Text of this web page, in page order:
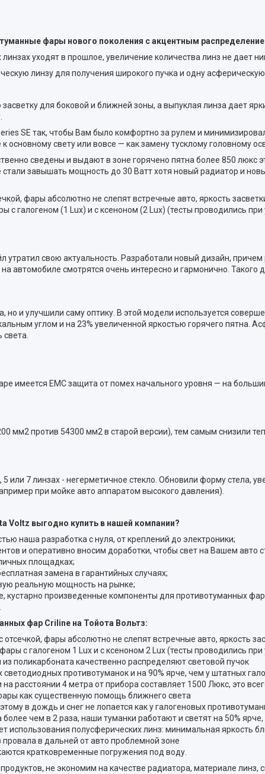
фары нового поколения c акцентным
уходят в прошлое, увеличение количества линз не дает
линзу для получения широкого пучка и одну
для боковой и ближней зоны, а выпуклая линза дает
SE так, чтобы Вам было комфортно за рулем и
основному свету или вовсе — как замену тусклому головному
сведены и выдают в зоне горячено пятна более 850
завышать мощность до 30 Ватт хотя новый радиатор и
фары абсолютно не слепят встречные авто, яркость
галогеном (1 Lux) и с ксеноном (2 Lux) (тесты проводились при
утратил свою актуальность. Разработали новый дизайн,
автомобиле смотрятся очень интересно и гармонично. Такого
и улучшили саму оптику. В этой модели используется
углом и на 23% увеличенной яркостью горячего пятна.
имеется EMC защита от помех начального уровня — на
мм2 против 54300 мм2 в старой версии), тем самым снизили
или 7 линзах - негерметичное стекло. Обновили форму стела,
при мойке авто аппаратом высокого давления).
Voltz выгодно купить в нашей компании?
наша разработка с нуля, от креплений до электроники;
и оперативно вносим доработки, чтобы свет на Вашем авто
площадках;
замена в гарантийных случаях;
реальную мощность на рынке;
кустарно произведенные компоненты для противотуманных
фар Criline на Тойота Вольтз:
отсечкой, фары абсолютно не слепят встречные авто, яркость
с галогеном 1 Lux и с ксеноном 2 Lux (тесты проводились при
поликарбоната качественно распределяют световой пучок
противотуманок и на 90% ярче, чем у штатных
на расстоянии 4 метра от прибора составляет 1500 Люкс, это
как существенную помощь ближнего света
в дождь и снег не лопается как у галогеновых
чем в 2 раза, наши туманки работают и светят на 50%
использования полусферических линз: минимальная яркость
в дальней от авто проблемной зоне
кратковременные погружения под воду.
не экономим на качестве радиатора, материале линз,